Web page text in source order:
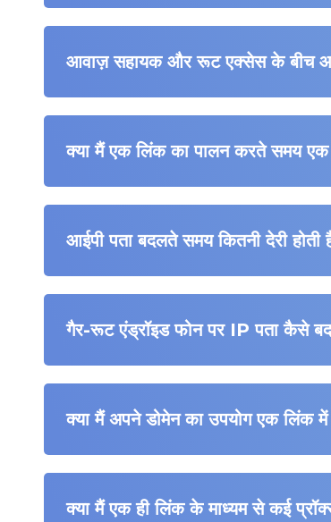
आवाज़ सहायक और रूट एक्सेस के बीच
क्या मैं एक लिंक का पालन करते समय एक
आईपी पता बदलते समय कितनी देरी होती
गैर-रूट एंड्रॉइड फोन पर IP पता कैसे
क्या मैं अपने डोमेन का उपयोग एक लिंक
क्या मैं एक ही लिंक के माध्यम से कई